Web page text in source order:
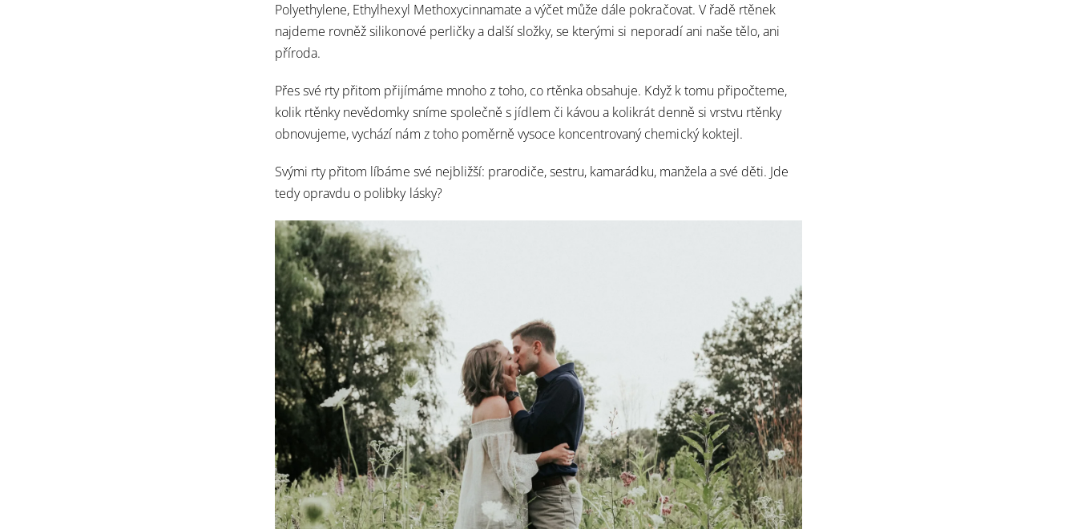
Polyethylene, Ethylhexyl Methoxycinnamate a výčet může dále pokračovat. V řadě rtěnek
najdeme rovněžsilikonové perličkya další složky, se kterými si neporadí ani naše tělo, ani
příroda.
Přes své rty přitom přijímáme mnoho z toho, co rtěnka obsahuje. Když k tomu připočteme,
kolik rtěnkynevědomky sníme společně s jídlem či kávou a kolikrát denně si vrstvu rtěnky
obnovujeme, vychází nám z toho poměrně vysoce koncentrovaný chemický koktejl.
Svými rty přitom líbáme své nejbližší: prarodiče, sestru, kamarádku, manžela a své děti. Jde
tedy opravdu o polibky lásky?